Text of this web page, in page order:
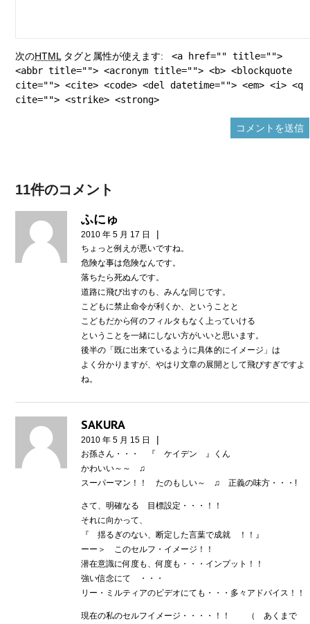
次のHTML タグと属性が使えます:
<a href="" title="">
<abbr title=""> <acronym title=""> <b> <blockquote
cite=""> <cite> <code> <del datetime=""> <em> <i> <q
cite=""> <strike> <strong>
11件のコメント
ふにゅ
2010 年 5 月 17 日 |
ちょっと例えが悪いですね。
危険な事は危険なんです。
落ちたら死ぬんです。
道路に飛び出すのも、みんな同じです。
こどもに禁止命令が利くか、ということと
こどもだから何のフィルタもなく上っていける
ということを一緒にしない方がいいと思います。
後半の「既に出来ているように具体的にイメージ」は
よく分かりますが、やはり文章の展開として飛びすぎですよ
ね。
SAKURA
2010 年 5 月 15 日 |
お孫さん・・・ 『 ケイデン 』くん
かわいい～～ ♫
スーパーマン！！ たのもしい～ ♫ 正義の味方・・・!
さて、明確なる 目標設定・・・！！
それに向かって、
『 揺るぎのない、断定した言葉で成就 ！！』
ーー＞ このセルフ・イメージ！！
潜在意識に何度も、何度も・・・インプット！！
強い信念にて ・・・
リー・ミルティアのビデオにても・・・多々アドバイス！！
現在の私のセルフイメージ・・・・！！ （ あくまで